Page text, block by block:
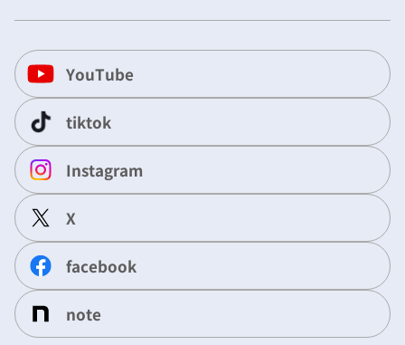
YouTube
tiktok
Instagram
X
facebook
note